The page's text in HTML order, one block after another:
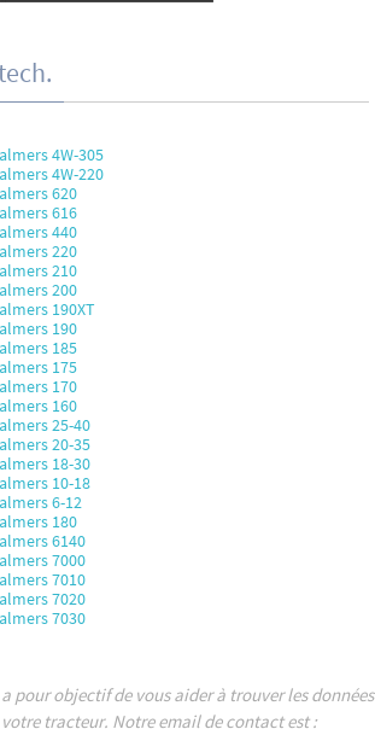
4W-305
4W-220
620
616
440
220
210
200
190XT
190
185
175
170
160
25-40
20-35
18-30
10-18
6-12
180
6140
7000
7010
7020
7030
pour objectif de vous aider à trouver les données
tracteur. Notre email de contact est :